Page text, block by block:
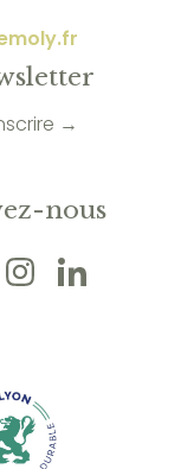
→
nous